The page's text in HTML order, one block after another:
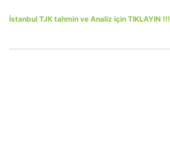
İstanbul TJK tahmin ve Analiz için TIKLAYIN !!!